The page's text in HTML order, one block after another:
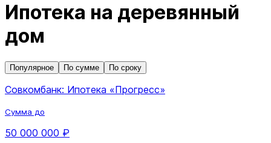
Ипотека на деревянный
дом
Популярное По сумме По сроку
Совкомбанк: Ипотека «Прогресс»
Сумма до
50 000 000 ₽